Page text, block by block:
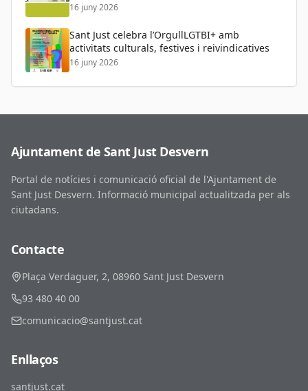
16 juny 2026
Sant Just celebra l’OrgullLGTBI+ amb
activitats culturals, festives i reivindicatives
16 juny 2026
Ajuntament de Sant Just Desvern
Portal de notícies i comunicació oficial de l'Ajuntament de
Sant Just Desvern. Informació municipal actualitzada per als
ciutadans.
Contacte
Plaça Verdaguer, 2, 08960 Sant Just Desvern
93 480 40 00
comunicacio@santjust.cat
Enllaços
santjust.cat